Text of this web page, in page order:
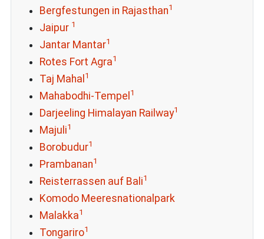
Bergfestungen in Rajasthan1
Jaipur 1
Jantar Mantar1
Rotes Fort Agra1
Taj Mahal 1
Mahabodhi-Tempel 1
Darjeeling Himalayan Railway1
Majuli1
Borobudur1
Prambanan1
Reisterrassen auf Bali1
Komodo Meeresnationalpark
Malakka1
Tongariro1